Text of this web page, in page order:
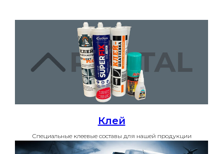
Клей
Специальные клеевые составы для нашей продукции